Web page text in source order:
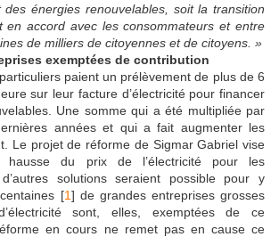
des énergies renouvelables, soit la transition
en accord avec les consommateurs et entre
de milliers de citoyennes et de citoyens. »
exemptées de contribution
paient un prélèvement de plus de 6
sur leur facture d’électricité pour financer
Une somme qui a été multipliée par
années et qui a fait augmenter les
Le projet de réforme de Sigmar Gabriel vise
hausse du prix de l’électricité pour les
solutions seraient possible pour y
[1] de grandes entreprises grosses
sont, elles, exemptées de ce
en cours ne remet pas en cause ce